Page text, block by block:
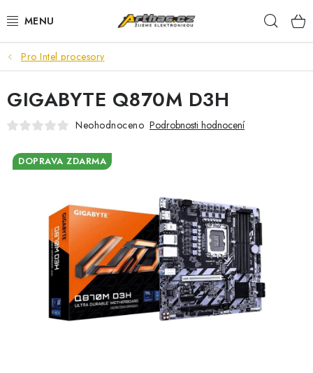
na
TELEFONY, TABLETY
POČÍTAČE, NOTEBOOKY
PRO HRÁČE
ELEKTRONIKA
PŘEDVÁDĚCÍ ELEKTRONIKA
SPOTŘEBIČE
PRO KUTILY
Pro Intel procesory
GIGABYTE Q870M D3H
Neohodnoceno Podrobnosti hodnocení
DOPRAVA ZDARMA